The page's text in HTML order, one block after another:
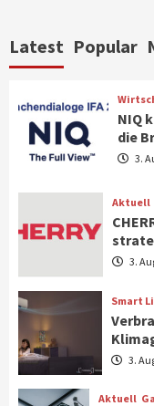
IFA
7
Aktuell
1
NIQ
die
2
Aktuell
Latest Popular
NIQ
die
3.
Aktuell
3.
Smart
3.
Aktuell